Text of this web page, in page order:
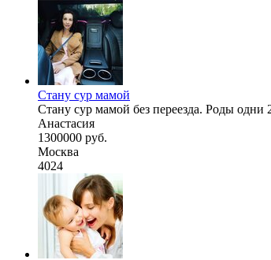
Стану сур мамой
Стану сур мамой без переезда. Роды
Анастасия
1300000 руб.
Москва
4024